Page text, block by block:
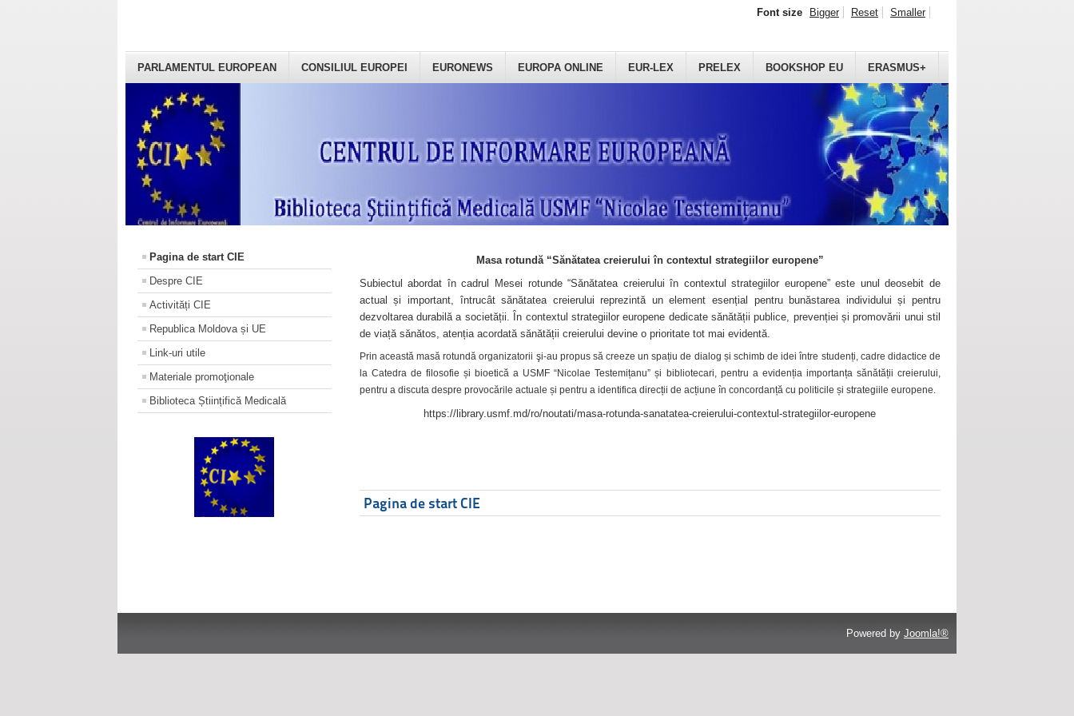
PARLAMENTUL EUROPEAN CONSILIUL EUROPEI EURONEWS EUROPA ONLINE EUR-LEX PRELEX BOOKSHOP EU ERASMUS+
Font size Bigger Reset Smaller
Pagina de start CIE
Despre CIE
Activități CIE
Republica Moldova și UE
Link-uri utile
Materiale promoţionale
Biblioteca Științifică Medicală
Masa rotundă “Sănătatea creierului în contextul strategiilor europene”
Subiectul abordat în cadrul Mesei rotunde “Sănătatea creierului în contextul strategiilor europene” este unul deosebit de
actual și important, întrucât sănătatea creierului reprezintă un element esențial pentru bunăstarea individului și pentru
dezvoltarea durabilă a societății. În contextul strategiilor europene dedicate sănătății publice, prevenției și promovării unui stil
de viață sănătos, atenția acordată sănătății creierului devine o prioritate tot mai evidentă.
Prin această masă rotundă organizatorii şi-au propus să creeze un spațiu de dialog și schimb de idei între studenți, cadre didactice de
la Catedra de filosofie și bioetică a USMF “Nicolae Testemițanu” și bibliotecari, pentru a evidenția importanța sănătății creierului,
pentru a discuta despre provocările actuale și pentru a identifica direcții de acțiune în concordanță cu politicile și strategiile europene.
https://library.usmf.md/ro/noutati/masa-rotunda-sanatatea-creierului-contextul-strategiilor-europene
Pagina de start CIE
Powered by Joomla!®